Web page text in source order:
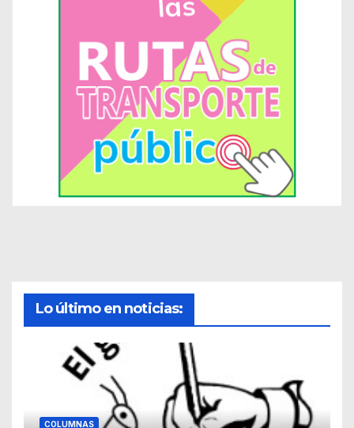
Lo último en noticias:
COLUMNAS